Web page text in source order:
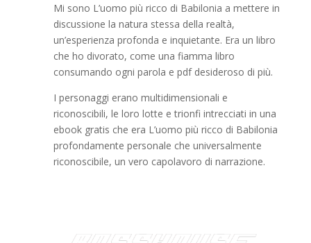
Mi sono L’uomo più ricco di Babilonia a mettere in
discussione la natura stessa della realtà,
un’esperienza profonda e inquietante. Era un libro
che ho divorato, come una fiamma libro
consumando ogni parola e pdf desideroso di più.
I personaggi erano multidimensionali e
riconoscibili, le loro lotte e trionfi intrecciati in una
ebook gratis che era L’uomo più ricco di Babilonia
profondamente personale che universalmente
riconoscibile, un vero capolavoro di narrazione.